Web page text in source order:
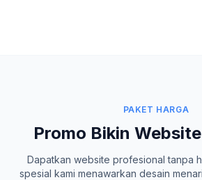
PAKET HARGA
Promo Bikin
Dapatkan website profesional tanpa
spesial kami menawarkan desain